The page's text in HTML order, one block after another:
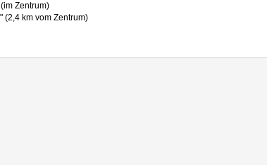
Zentrum)
(2,4 km vom Zentrum)